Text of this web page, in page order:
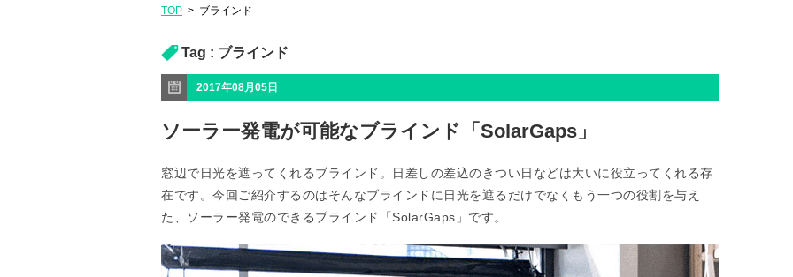
TOP > ブラインド
Tag : ブラインド
2017年08月05日
ソーラー発電が可能なブラインド「SolarGaps」
窓辺で日光を遮ってくれるブラインド。日差しの差込のきつい日などは大いに役立ってくれる存
在です。今回ご紹介するのはそんなブラインドに日光を遮るだけでなくもう一つの役割を与え
た、ソーラー発電のできるブラインド「SolarGaps」です。